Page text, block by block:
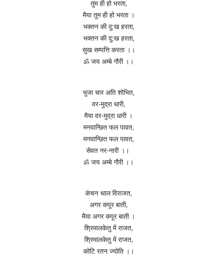
तुम ही हो भरता,
मैया तुम ही हो भरता ।
भक्तन की दु:ख हरता,
भक्तन की दु:ख हरता,
सुख सम्पत्ति करता ।।
ॐ जय अम्बे गौरी ।।
भुजा चार अति शोभित,
वर-मुद्रा धारी,
मैया वर-मुद्रा धारी ।
मनवान्छित फल पावत,
मनवान्छित फल पावत,
सेवत नर-नारी ।।
ॐ जय अम्बे गौरी ।।
कंचन थाल विराजत,
अगर कपूर बाती,
मैया अगर कपूर बाती ।
श्रिमालकेतु में राजत,
श्रिमालकेतु में राजत,
कोटि रतन ज्योति ।।